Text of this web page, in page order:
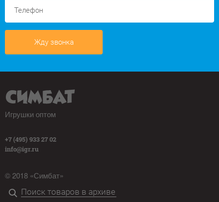
Жду звонка
Игрушки оптом
+7 (495) 933 27 02
info@igr.ru
© 2018 «Симбат»